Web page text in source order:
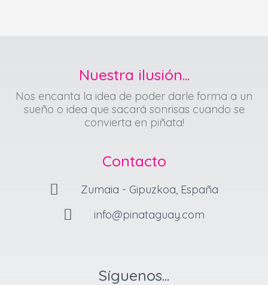
Nuestra ilusión...
Nos encanta la idea de poder darle forma a un
sueño o idea que sacará sonrisas cuando se
convierta en piñata!
Contacto
Zumaia - Gipuzkoa, España
info@pinataguay.com
Síguenos...